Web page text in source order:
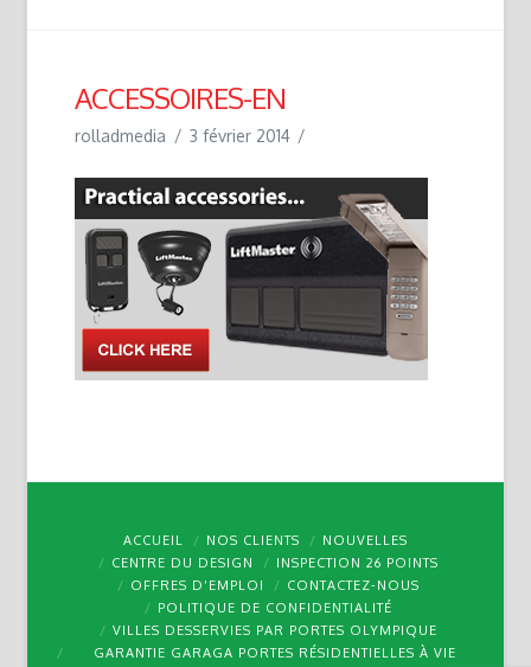
ACCESSOIRES-EN
rolladmedia 3 février 2014
ACCUEIL NOS CLIENTS
NOUVELLES
CENTRE DU DESIGN
INSPECTION 26 POINTS
OFFRES D’EMPLOI
CONTACTEZ-NOUS
POLITIQUE DE CONFIDENTIALITÉ
VILLES DESSERVIES PAR PORTES OLYMPIQUE
GARANTIE GARAGA PORTES RÉSIDENTIELLES À VIE